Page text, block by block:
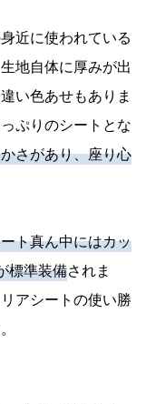
近に使われている
地自体に厚みが出
い色あせもありま
ぷりのシートとな
さがあり、座り心
ト真ん中にはカッ
標準装備されま
アシートの使い勝